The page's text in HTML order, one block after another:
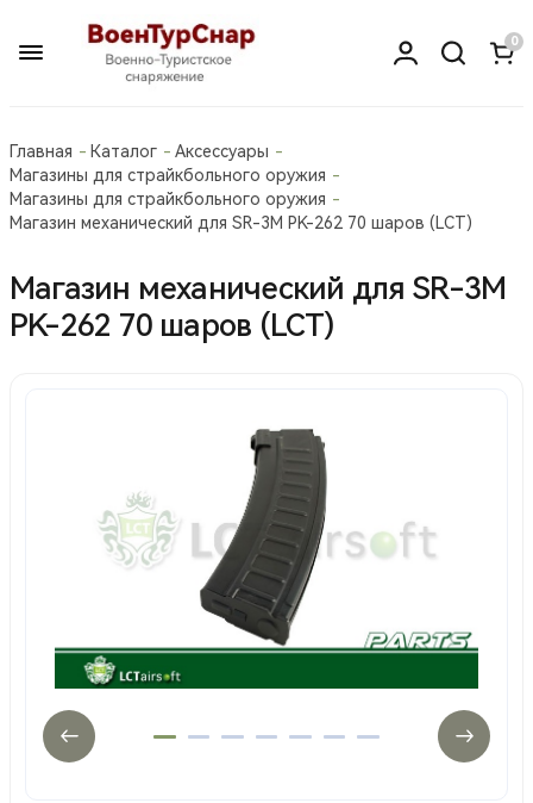
0
Главная Каталог
Аксессуары
Магазины для страйкбольного оружия
Магазины для страйкбольного оружия
Магазин механический для SR-3M PK-262 70 шаров (LCT)
Магазин механический для SR-3M
PK-262 70 шаров (LCT)